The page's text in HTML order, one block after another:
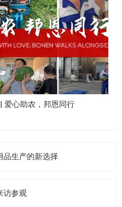
爱心助农，邦恩同行
品生产的新选择
访参观